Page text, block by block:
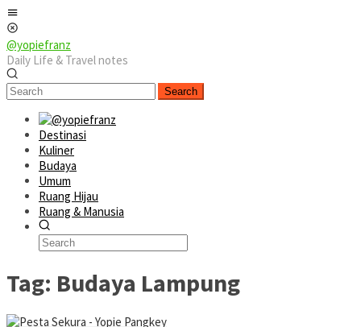
Skip
to
content
@yopiefranz
Daily Life & Travel notes
Search
Destinasi
Kuliner
Budaya
Umum
Ruang Hijau
Ruang & Manusia
Tag: Budaya Lampung